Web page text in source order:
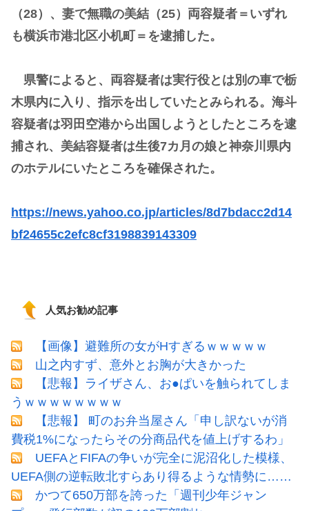
（28）、妻で無職の美結（25）両容疑者＝いずれ
も横浜市港北区小机町＝を逮捕した。
県警によると、両容疑者は実行役とは別の車で栃
木県内に入り、指示を出していたとみられる。海斗
容疑者は羽田空港から出国しようとしたところを逮
捕され、美結容疑者は生後7カ月の娘と神奈川県内
のホテルにいたところを確保された。
https://news.yahoo.co.jp/articles/8d7bdacc2d14
bf24655c2efc8cf3198839143309
人気お勧め記事
【画像】避難所の女がHすぎるｗｗｗｗｗ
山之内すず、意外とお胸が大きかった
【悲報】ライザさん、お●ぱいを触られてしま
うｗｗｗｗｗｗｗｗ
【悲報】 町のお弁当屋さん「申し訳ないが消
費税1%になったらその分商品代を値上げするわ」
UEFAとFIFAの争いが完全に泥沼化した模様、
UEFA側の逆転敗北すらあり得るような情勢に……
かつて650万部を誇った「週刊少年ジャン